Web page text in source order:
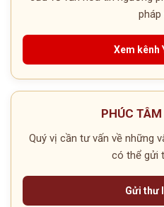
pháp
Xem kênh
PHÚC
Quý vị cần tư vấn về những
có thể gửi
Gửi thư